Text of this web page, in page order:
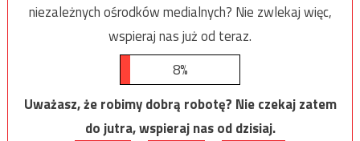
niezależnych ośrodków medialnych? Nie zwlekaj więc,
wspieraj nas już od teraz.
8%
Uważasz, że robimy dobrą robotę? Nie czekaj zatem
do jutra, wspieraj nas od dzisiaj.